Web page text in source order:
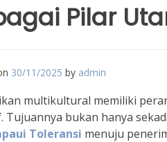
Pilar
30/11/2025 by admin
multikultural memiliki
Tujuannya bukan hanya
Toleransi menuju